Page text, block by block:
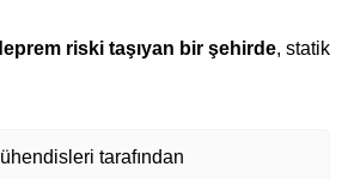
riski taşıyan bir şehirde, statik
tarafından